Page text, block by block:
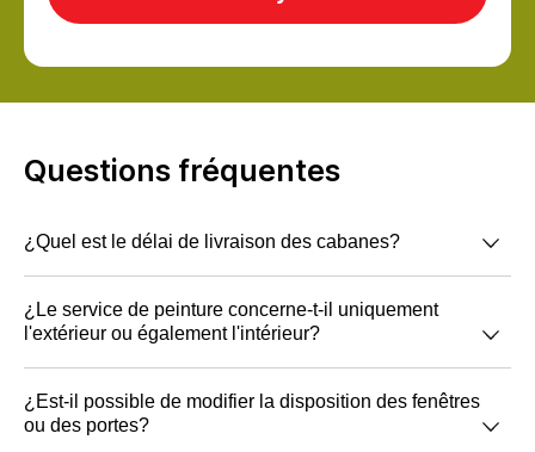
Questions fréquentes
¿Quel est le délai de livraison des cabanes?
Le délai de livraison est de 10 jours ouvrables à
compter de la confirmation de la commande et du
paiement.
¿Le service de peinture concerne-t-il uniquement
l'extérieur ou également l'intérieur?
Nous peignons par immersion, de sorte que la
couleur de l'extérieur et de l'intérieur sera la même,
¿Est-il possible de modifier la disposition des fenêtres
ou des portes?